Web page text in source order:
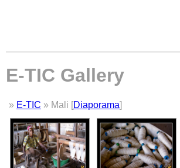
E-TIC Gallery
» E-TIC » Mali [Diaporama]